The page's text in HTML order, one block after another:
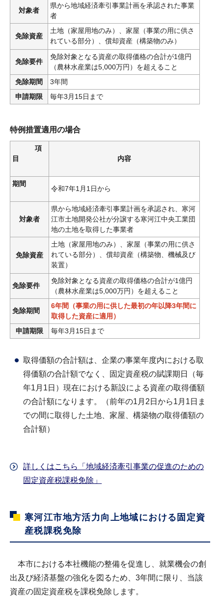
対象者
県から地域経済牽引事業計画を承認された事業
者
免除資産
土地（家屋用地のみ）、家屋（事業の用に供さ
れている部分）、償却資産（構築物のみ）
免除要件
免除対象となる資産の取得価格の合計が1億円
（農林水産業は5,000万円）を超えること
免除期間
3年間
申請期限
毎年3月15日まで
特例措置適用の場合
項
目
内容
期間
令和7年1月1日から
対象者
県から地域経済牽引事業計画を承認され、寒河
江市土地開発公社が分譲する寒河江中央工業団
地の土地を取得した事業者
免除資産
土地（家屋用地のみ）、家屋（事業の用に供さ
れている部分）、償却資産（構築物、機械及び
装置）
免除要件
免除対象となる資産の取得価格の合計が1億円
（農林水産業は5,000万円）を超えること
免除期間
6年間（事業の用に供した最初の年以降3年間に
取得した資産に適用）
申請期限
毎年3月15日まで
取得価額の合計額は、企業の事業年度内における取
得価額の合計額でなく、固定資産税の賦課期日（毎
年1月1日）現在における新設による資産の取得価額
の合計額になります。（前年の1月2日から1月1日ま
での間に取得した土地、家屋、構築物の取得価額の
合計額）
詳しくはこちら「地域経済牽引事業の促進のための
固定資産税課税免除」
寒河江市地方活力向上地域における固定資
産税課税免除
本市における本社機能の整備を促進し、就業機会の創
出及び経済基盤の強化を図るため、3年間に限り、当該
資産の固定資産税を課税免除します。